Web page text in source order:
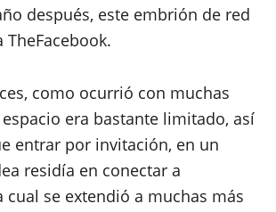
después, este embrión de red
como ocurrió con muchas
era bastante limitado, así
entrar por invitación, en un
residía en conectar a
cual se extendió a muchas más